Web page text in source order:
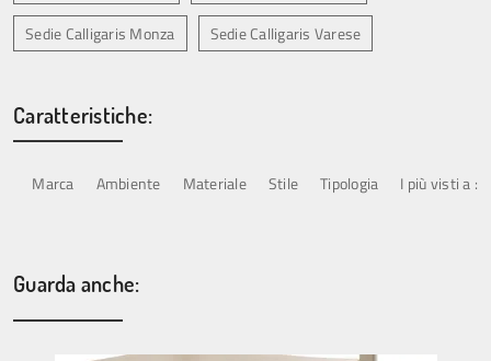
Sedie Calligaris Monza Sedie Calligaris Varese
Caratteristiche:
Marca Ambiente Materiale Stile Tipologia I più visti a :
Guarda anche: